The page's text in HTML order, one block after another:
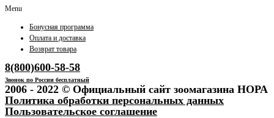
Menu
Бонусная программа
Оплата и доставка
Возврат товара
8(800)600-58-58
Звонок по России бесплатный
2006 - 2022 © Официальный сайт зоомагазина НОРА
Политика обработки персональных данных
Пользовательское соглашение